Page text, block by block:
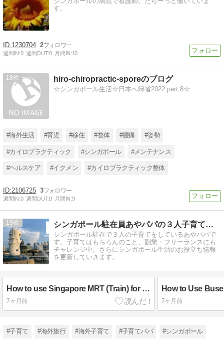
す。
1230704 2
週間IN:0 週間OUT:0 月間IN:10
18 hiro-chiropractic-sporeのブログ
☆シンガポール生活☆日本へ帰省2022 part 8☆
#海外生活 #育児 #移住 #整体 #腰痛 #姿勢
#カイロプラクティック #シンガポール #メンテナンス
#ヘルスケア #イクメン #カイロプラクティック整体
2106725 3
週間IN:0 週間OUT:0 月間IN:9
19 シンガポール駐在員あやパパの３人子育て・副業冒険記！
シンガポール駐在で３人の子育てをしているあやパパで
す。子育てはもちろんのこと、副業・フリーランスにも
チャレンジ中。さらにシンガポール生活のお役立ち情報
を更新していきます。
How to use Singapore MRT (Train) for Visitors Guide
7ヶ月前 7ヶ月前
#子育て #海外旅行 #海外子育て #子育てパパ #シンガポール